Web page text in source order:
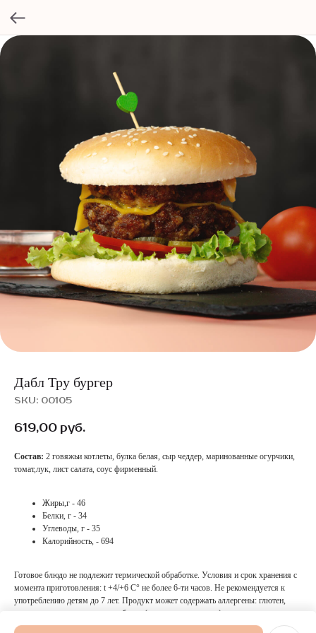
Дабл Тру бургер
SKU: 00105
619,00 руб.
Состав: 2 говяжьи котлеты, булка белая, сыр чеддер, маринованные огурчики,
томат,лук, лист салата, соус фирменный.
Жиры,г - 46
Белки, г - 34
Углеводы, г - 35
Калорийность, - 694
Готовое блюдо не подлежит термической обработке. Условия и срок хранения с
момента приготовления: t +4/+6 С° не более 6-ти часов. Не рекомендуется к
употреблению детям до 7 лет. Продукт может содержать аллергены: глютен,
молоко и продукты его переработки (в том числе лактозу), а также некоторые
другие аллергены.